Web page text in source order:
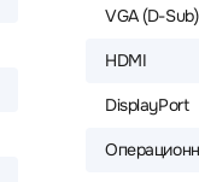
VGA (D-Sub)
HDMI
DisplayPort